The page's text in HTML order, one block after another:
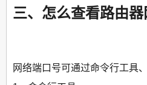
三、怎么查看路由
网络端口号可通过命令行工具